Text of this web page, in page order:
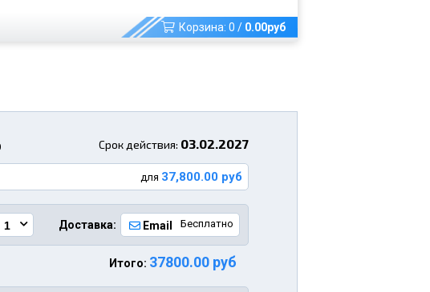
Корзина: 0 / 0.00руб
Срок действия: 03.02.2027
для 37,800.00 руб
Доставка: Email Бесплатно
Итого: 37800.00 руб